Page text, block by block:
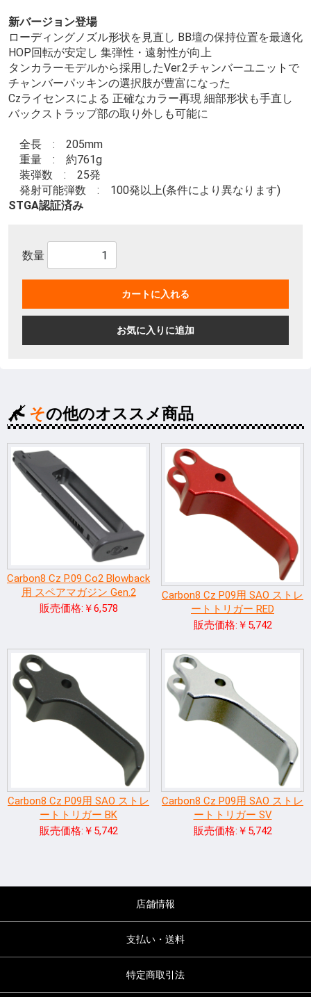
新バージョン登場
ローディングノズル形状を見直し BB壇の保持位置を最適化
HOP回転が安定し 集弾性・遠射性が向上
タンカラーモデルから採用したVer.2チャンバーユニットで
チャンバーパッキンの選択肢が豊富になった
Czライセンスによる 正確なカラー再現 細部形状も手直し
バックストラップ部の取り外しも可能に
全長 : 205mm
重量 : 約761g
装弾数 : 25発
発射可能弾数 : 100発以上(条件により異なります)
STGA認証済み
数量
カートに入れる
お気に入りに追加
その他のオススメ商品
Carbon8 Cz P.09 Co2 Blowback
用 スペアマガジン Gen.2
販売価格:￥6,578
Carbon8 Cz P09用 SAO ストレ
ートトリガー RED
販売価格:￥5,742
Carbon8 Cz P09用 SAO ストレ
ートトリガー BK
販売価格:￥5,742
Carbon8 Cz P09用 SAO ストレ
ートトリガー SV
販売価格:￥5,742
店舗情報
支払い・送料
特定商取引法